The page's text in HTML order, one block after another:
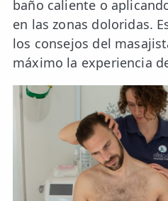
baño caliente o
en las zonas doloridas.
los consejos del
máximo la experiencia